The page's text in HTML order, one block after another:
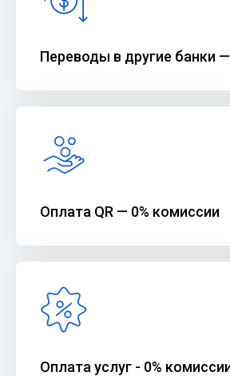
Переводы в другие банки —
Оплата QR — 0% комиссии
Оплата услуг - 0%